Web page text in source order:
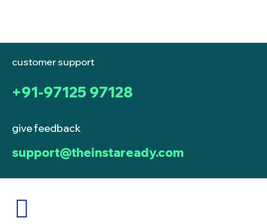
customer support
+91-97125 97128
give feedback
support@theinstaready.com